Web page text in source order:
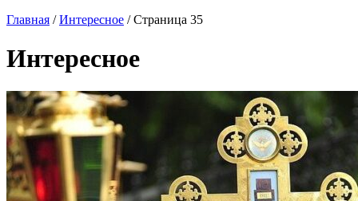
Главная /Интересное /Страница 35
Интересное